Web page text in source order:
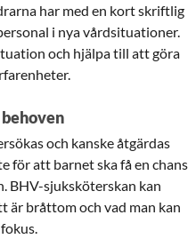
har med en kort skriftlig
i nya vårdsituationer.
och hjälpa till att göra
och kanske åtgärdas
för att barnet ska få en chans
BHV-sjuksköterskan kan
är bråttom och vad man kan